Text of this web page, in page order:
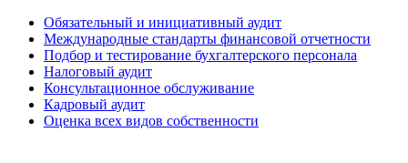
Обязательный и инициативный аудит
Международные стандарты финансовой отчетности
Подбор и тестирование бухгалтерского персонала
Налоговый аудит
Консультационное обслуживание
Кадровый аудит
Оценка всех видов собственности